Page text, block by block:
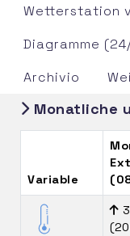
Wetterstation
Diagramme
Archivio
Monatliche
Variable